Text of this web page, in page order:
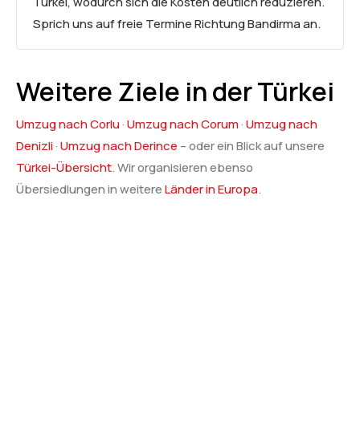
Sprich uns auf freie Termine Richtung Bandirma an.
Weitere Ziele in der Türkei
Umzug nach Corlu·Umzug nach Corum·Umzug nach
Denizli·Umzug nach Derince – oder ein Blick auf unsere
Türkei-Übersicht. Wir organisieren ebenso
Übersiedlungen in weitereLänder in Europa.